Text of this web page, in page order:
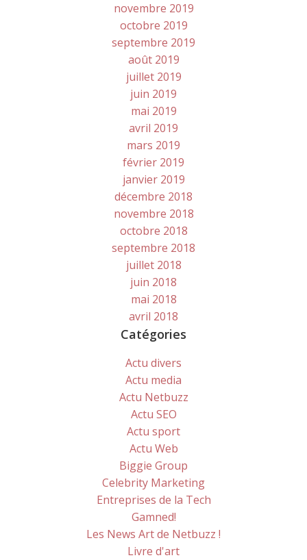
novembre 2019
octobre 2019
septembre 2019
août 2019
juillet 2019
juin 2019
mai 2019
avril 2019
mars 2019
février 2019
janvier 2019
décembre 2018
novembre 2018
octobre 2018
septembre 2018
juillet 2018
juin 2018
mai 2018
avril 2018
Catégories
Actu divers
Actu media
Actu Netbuzz
Actu SEO
Actu sport
Actu Web
Biggie Group
Celebrity Marketing
Entreprises de la Tech
Gamned!
Les News Art de Netbuzz !
Livre d'art